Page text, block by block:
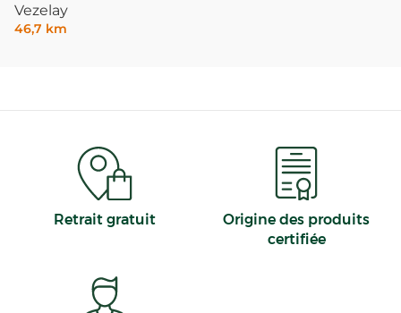
Vezelay
46,7 km
Retrait gratuit
Origine des produits
certifiée